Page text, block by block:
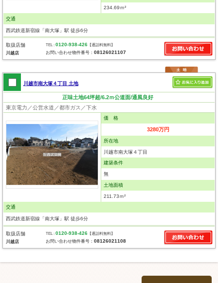
234.69ｍ²
交通
西武鉄道新宿線「南大塚」駅 徒歩6分
取扱店舗
川越店
TEL :0120-938-426 【通話料無料】
お問い合わせ物件番号：08126021107
川越市南大塚４丁目 土地
正味土地64坪超/6.2ｍ公道面/通風良好
東京電力／公営水道／都市ガス／下水
価 格
3280万円
所在地
川越市南大塚４丁目
建築条件
無
土地面積
211.73ｍ²
交通
西武鉄道新宿線「南大塚」駅 徒歩6分
取扱店舗
川越店
TEL :0120-938-426 【通話料無料】
お問い合わせ物件番号：08126021108